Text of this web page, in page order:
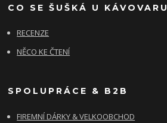
CO SE ŠUŠKÁ U KÁVOVARU
RECENZE
NĚCO KE ČTENÍ
SPOLUPRÁCE & B2B
FIREMNÍ DÁRKY & VELKOOBCHOD